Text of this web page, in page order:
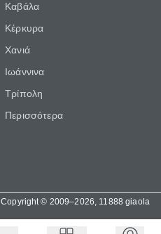
Καβάλα
Κέρκυρα
Χανιά
Ιωάννινα
Τρίπολη
Περισσότερα
Copyright © 2009–2026, 11888 giaola